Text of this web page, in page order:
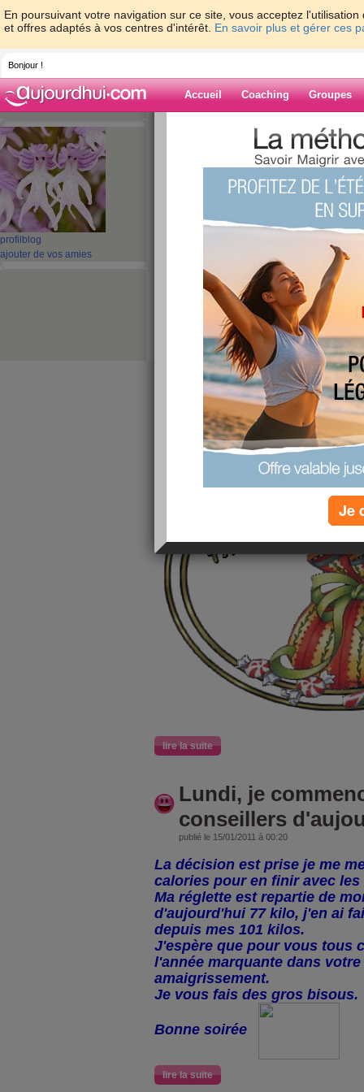
En poursuivant votre navigation sur ce site, vous acceptez
et offres adaptés à vos centres d'intérêt. En savoir plus et gérer ces
Bonjour !
Accueil Coaching Groupes
profil blog
ajouter de vos amies
>
Blog de orionne
21 - 30 31 - 40
‹ Préc. 21 22 23 24 25
Je crois que je
l'envers, ce sera
publié le 16/01/2011 à 19:35
Quel gourde, j'ai noté mon article
repas et mes activités sportives !!!
lire la suite
Lundi, je
conseillers
publié le 15/01/2011 à 00:20
La décision est prise je me
calories pour en finir avec
Ma réglette est repartie de
d'aujourd'hui 77 kilo, j'en ai
depuis mes 101 kilos.
J'espère que pour vous tous
l'année marquante dans votre
amaigrissement.
Je vous fais des gros bisous.
Bonne soirée
lire la suite
Je